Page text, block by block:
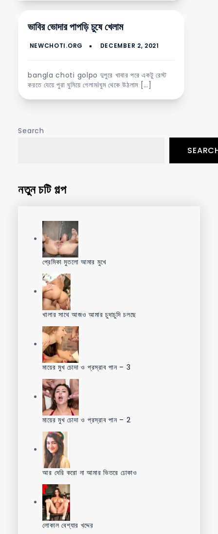
ভাবির ভোদার পাপড়ি চুষে খেলাম
bangla choti golpo দুপুরে খাবার পরে একটু রেস্ট
করতে যেয়ে পুরা ঘুমিয়ে গেলাম।ঘুম থেকে উঠলাম […]
Search
নতুন চটি গল্প
প্রেমিকা মুতলো আমার মুখে
খালার সাথে আজও আমার চুদাচুদি চলছে
মায়ের মুখ চোদা ও প্রস্রাব পান – 3
মায়ের মুখ চোদা ও প্রস্রাব পান – 2
আর দেরি করো না আমার ভিতরে ঢোকাও
লোকাল বেশ্যার খদ্দের